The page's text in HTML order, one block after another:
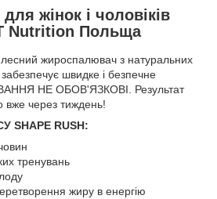
жінок і чоловіків
Nutrition Польща
жироспалювач з натуральних
швидке і безпечне
НЕ ОБОВ'ЯЗКОВІ. Результат
вже через тиждень!
SHAPE RUSH:
тренувань
жиру в енергію